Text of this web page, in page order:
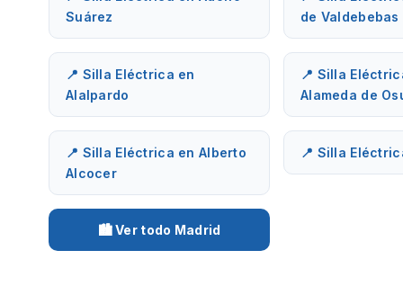
Suárez
de Valdebebas
📍 Silla Eléctrica en
Alalpardo
📍 Silla
Alameda de
📍 Silla Eléctrica en Alberto
Alcocer
📍 Silla
🏙️ Ver todo Madrid